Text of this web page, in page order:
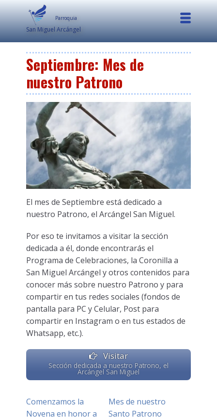
Parroquia
San Miguel Arcángel
Septiembre: Mes de
nuestro Patrono
El mes de Septiembre está dedicado a
nuestro Patrono, el Arcángel San Miguel.
Por eso te invitamos a visitar la sección
dedicada a él, donde encontrarás el
Programa de Celebraciones, la Coronilla a
San Miguel Arcángel y otros contenidos para
conocer más sobre nuestro Patrono y para
compartir en tus redes sociales (fondos de
pantalla para PC y Celular, Post para
compartir en Instagram o en tus estados de
Whatsapp, etc.).
Visitar
Sección dedicada a nuestro Patrono, el
Arcángel San Miguel
Comenzamos la
Novena en honor a
Mes de nuestro
Santo Patrono